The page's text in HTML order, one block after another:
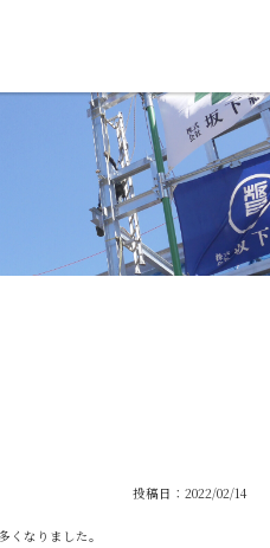
投稿日：2022/02/14
くなりました。